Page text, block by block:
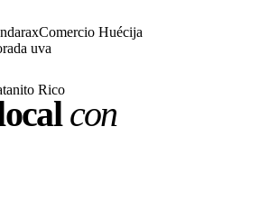
Comercio Huécija
uva
Rico
con